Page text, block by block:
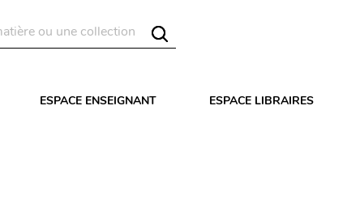
ESPACE ENSEIGNANT ESPACE LIBRAIRES